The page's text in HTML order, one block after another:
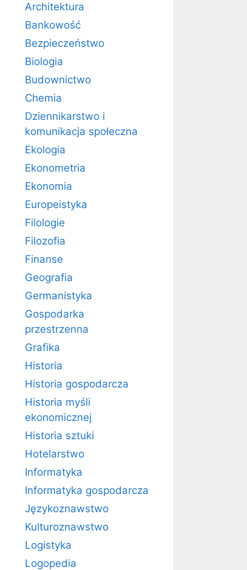
Architektura
Bankowość
Bezpieczeństwo
Biologia
Budownictwo
Chemia
Dziennikarstwo i
komunikacja społeczna
Ekologia
Ekonometria
Ekonomia
Europeistyka
Filologie
Filozofia
Finanse
Geografia
Germanistyka
Gospodarka
przestrzenna
Grafika
Historia
Historia gospodarcza
Historia myśli
ekonomicznej
Historia sztuki
Hotelarstwo
Informatyka
Informatyka gospodarcza
Językoznawstwo
Kulturoznawstwo
Logistyka
Logopedia